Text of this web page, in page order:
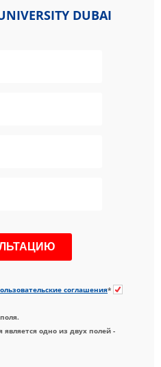
DUBAI
соглашения*
одно из двух полей -